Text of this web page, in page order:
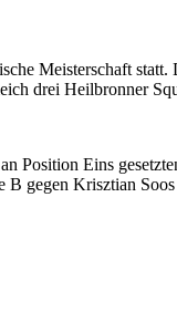
Meisterschaft
drei Heilbronner
Position Eins
gegen Krisztian